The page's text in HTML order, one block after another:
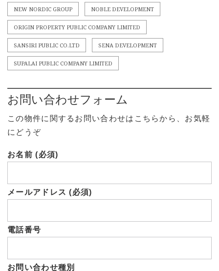
NEW NORDIC GROUP NOBLE DEVELOPMENT
ORIGIN PROPERTY PUBLIC COMPANY LIMITED
SANSIRI PUBLIC CO.LTD SENA DEVELOPMENT
SUPALAI PUBLIC COMPANY LIMITED
お問い合わせフォーム
この物件に関するお問い合わせはこちらから、お気軽
にどうぞ
お名前 (必須)
メールアドレス (必須)
電話番号
お問い合わせ種別